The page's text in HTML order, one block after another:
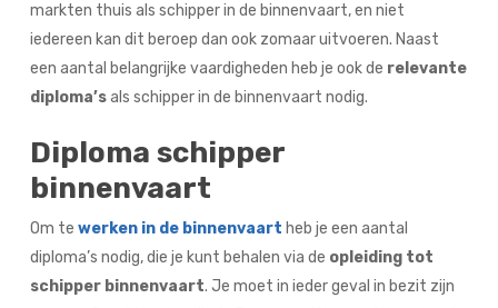
markten thuis als schipper in de binnenvaart, en niet
iedereen kan dit beroep dan ook zomaar uitvoeren. Naast
een aantal belangrijke vaardigheden heb je ook de relevante
diploma’sals schipper in de binnenvaart nodig.
Diploma schipper
binnenvaart
Om te werken in de binnenvaart heb je een aantal
diploma’s nodig, die je kunt behalen via de opleiding tot
schipper binnenvaart. Je moet in ieder geval in bezit zijn